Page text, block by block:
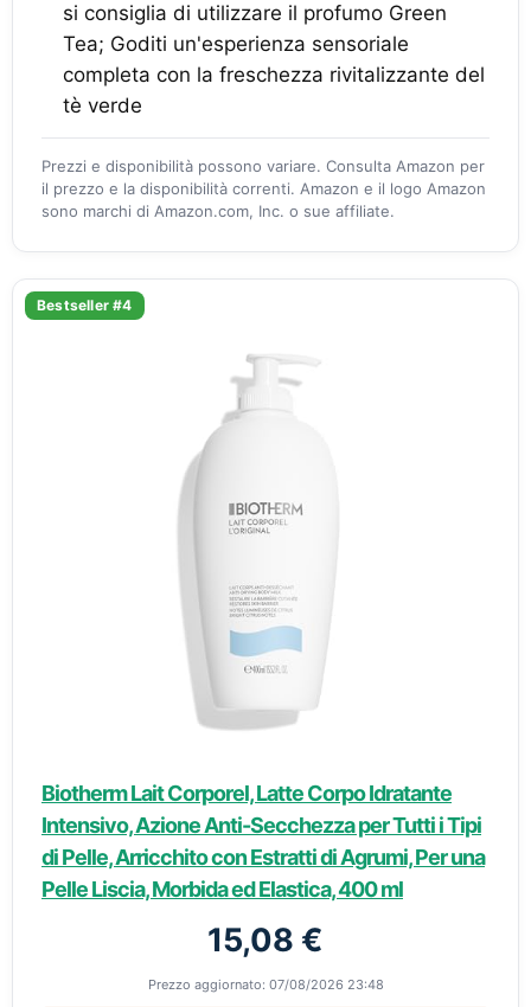
si consiglia di utilizzare il profumo Green
Tea; Goditi un'esperienza sensoriale
completa con la freschezza rivitalizzante del
tè verde
Prezzi e disponibilità possono variare. Consulta Amazon per
il prezzo e la disponibilità correnti. Amazon e il logo Amazon
sono marchi di Amazon.com, Inc. o sue affiliate.
Bestseller #4
Biotherm Lait Corporel, Latte Corpo Idratante
Intensivo, Azione Anti-Secchezza per Tutti i Tipi
di Pelle, Arricchito con Estratti di Agrumi, Per una
Pelle Liscia, Morbida ed Elastica, 400 ml
15,08 €
Prezzo aggiornato: 07/08/2026 23:48